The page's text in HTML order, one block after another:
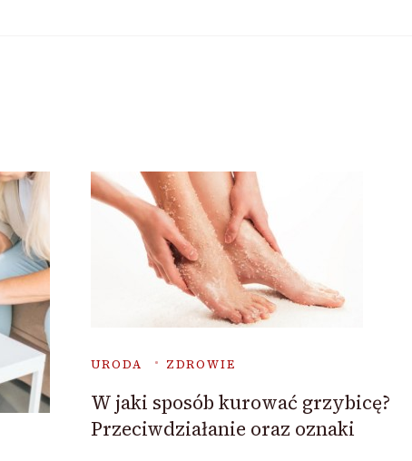
URODA ZDROWIE
W jaki sposób kurować grzybicę?
Przeciwdziałanie oraz oznaki